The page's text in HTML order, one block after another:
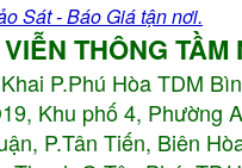
Sát - Báo Giá tận nơi.
THÔNG TẦM
P.Phú Hòa TDM
Khu phố 4, Phường
P.Tân Tiến, Biên